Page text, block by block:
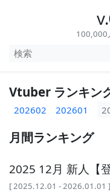
100,000
Vtuber ランキン
202602 202601
月間ランキング
2025 12月 新人【
[ 2025.12.01 - 2026.01.01 ]